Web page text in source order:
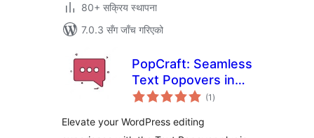
80+ सक्रिय स्थापना
7.0.3 सँग जाँच गरिएको
PopCraft: Seamless
Text Popovers in
WordPress
(1 कुल
रेटिङ्गहरू
)
Elevate your WordPress editing